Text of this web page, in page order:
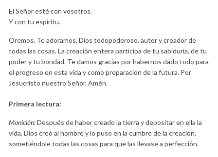
El Señor esté con vosotros.
Y con tu espíritu.
Oremos. Te adoramos, Dios todopoderoso, autor y creador de
todas las cosas. La creación entera participa de tu sabiduría, de tu
poder y tu bondad. Te damos gracias por habernos dado todo para
el progreso en esta vida y como preparación de la futura. Por
Jesucristo nuestro Señor. Amén.
Primera lectura:
Monición:Después de haber creado la tierra y depositar en ella la
vida, Dios creó al hombre y lo puso en la cumbre de la creación,
sometiéndole todas las cosas para que las llevase a perfección.